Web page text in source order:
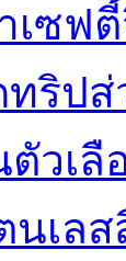
าเซ
ทริป
วเลื
นเล